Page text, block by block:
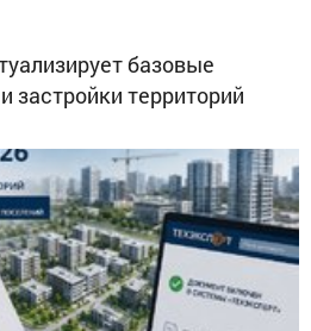
базовые
застройки территорий